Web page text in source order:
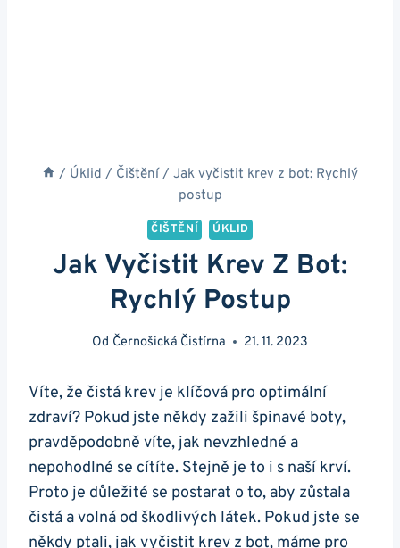
/ Úklid / Čištění / Jak vyčistit krev z bot: Rychlý
postup
ČIŠTĚNÍ ÚKLID
Jak Vyčistit Krev Z Bot:
Rychlý Postup
Od Černošická Čistírna 21. 11. 2023
Víte, že čistá krev je klíčová pro optimální
zdraví? Pokud jste někdy zažili špinavé boty,
pravděpodobně víte, ⁤jak ⁤nevzhledné a
nepohodlné se cítíte. Stejně je to i s naší krví.
Proto je důležité​ se postarat o to,‍ aby zůstala
čistá a volná od ⁢škodlivých látek. Pokud jste se
někdy ptali, jak vyčistit krev z bot,‌ máme pro